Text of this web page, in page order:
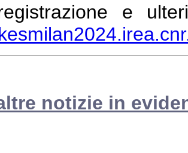
e
notizie in